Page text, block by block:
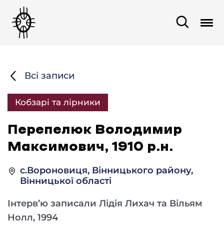
Всі записи
Кобзарі та лірники
Перепелюк Володимир
Максимович, 1910 р.н.
с.Вороновиця, Вінницького району,
Вінницької області
Інтерв’ю записали Лідія Лихач та Вільям
Нолл, 1994